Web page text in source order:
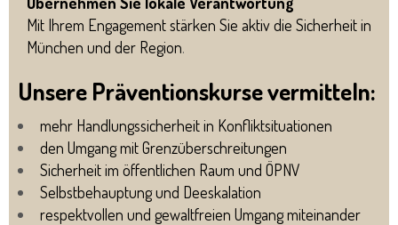
Mit Ihrem Engagement stärken Sie aktiv die Sicherheit in
München und der Region.
Unsere Präventionskurse vermitteln:
mehr Handlungssicherheit in Konfliktsituationen
den Umgang mit Grenzüberschreitungen
Sicherheit im öffentlichen Raum und ÖPNV
Selbstbehauptung und Deeskalation
respektvollen und gewaltfreien Umgang miteinander